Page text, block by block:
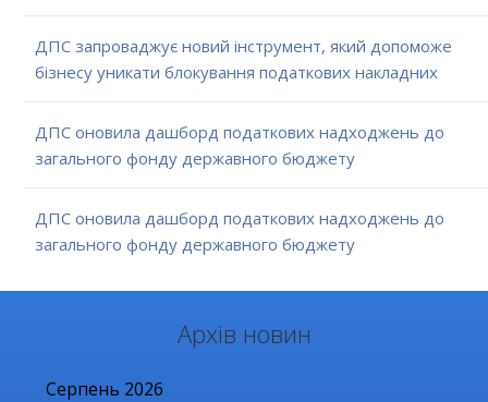
ДПС запроваджує новий інструмент, який допоможе
бізнесу уникати блокування податкових накладних
ДПС оновила дашборд податкових надходжень до
загального фонду державного бюджету
ДПС оновила дашборд податкових надходжень до
загального фонду державного бюджету
Архів новин
Серпень 2026